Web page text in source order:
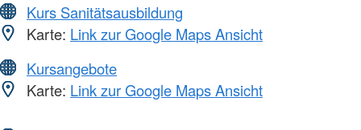
Kurs Sanitätsausbildung
Karte: Link zur Google Maps Ansicht
Kursangebote
Karte: Link zur Google Maps Ansicht